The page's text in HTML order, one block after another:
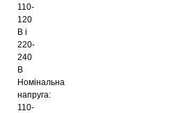
110-
120
В і
220-
240
В
Номінальна
напруга:
110-